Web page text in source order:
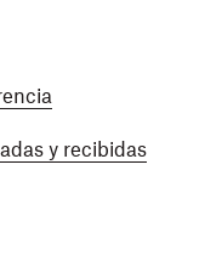
y recibidas